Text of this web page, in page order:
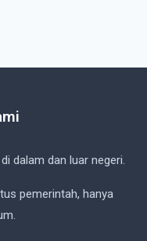
dalam dan luar negeri.
pemerintah, hanya